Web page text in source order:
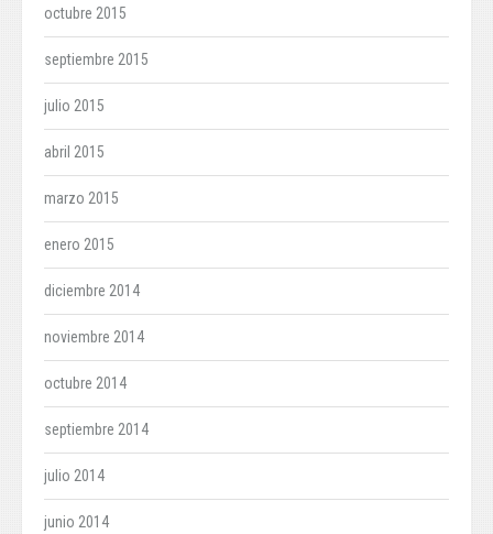
octubre 2015
septiembre 2015
julio 2015
abril 2015
marzo 2015
enero 2015
diciembre 2014
noviembre 2014
octubre 2014
septiembre 2014
julio 2014
junio 2014